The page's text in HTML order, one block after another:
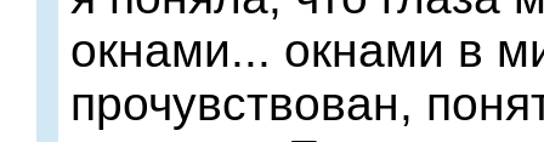
окнами... окнами в
прочувствован,